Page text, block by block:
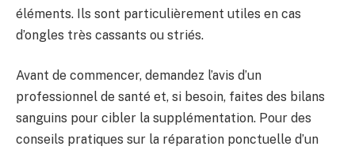
éléments. Ils sont particulièrement utiles en cas
d’ongles très cassants ou striés.
Avant de commencer, demandez l’avis d’un
professionnel de santé et, si besoin, faites des bilans
sanguins pour cibler la supplémentation. Pour des
conseils pratiques sur la réparation ponctuelle d’un